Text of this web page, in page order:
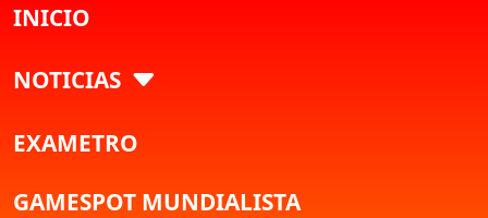
INICIO
NOTICIAS
EXAMETRO
GAMESPOT MUNDIALISTA